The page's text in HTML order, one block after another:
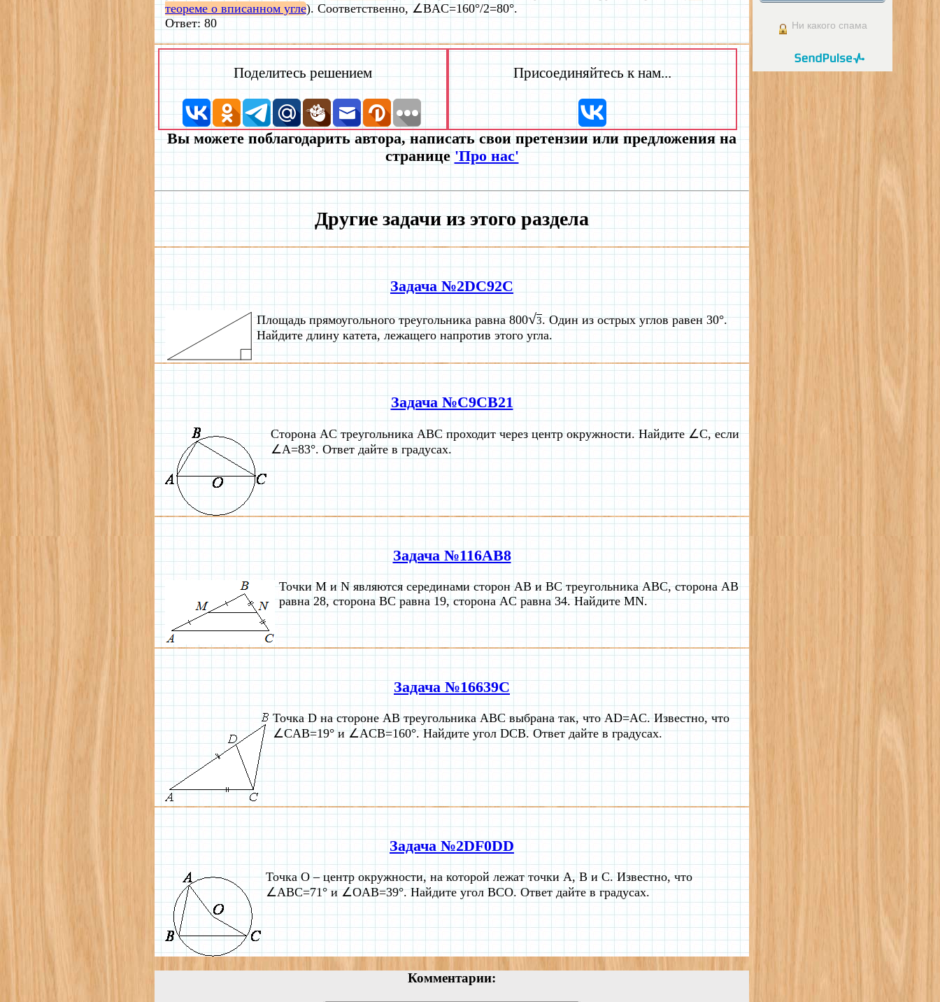
теореме о вписанном угле). Соответственно, ∠BAC=160°/2=80°.
Ответ: 80
Поделитесь решением Присоединяйтесь к нам...
Вы можете поблагодарить автора, написать свои претензии или предложения на
странице'Про нас'
Другие задачи из этого раздела
Задача №2DC92C
Площадь прямоугольного треугольника равна 800√3. Один из острых углов равен 30°.
Найдите длину катета, лежащего напротив этого угла.
Задача №C9CB21
Сторона AC треугольника ABC проходит через центр окружности. Найдите ∠C, если
∠A=83°. Ответ дайте в градусах.
Задача №116AB8
Точки M и N являются серединами сторон AB и BC треугольника ABC, сторона AB
равна 28, сторона BC равна 19, сторона AC равна 34. Найдите MN.
Задача №16639C
Точка D на стороне AB треугольника ABC выбрана так, что AD=AC. Известно, что
∠CAB=19° и ∠ACB=160°. Найдите угол DCB. Ответ дайте в градусах.
Задача №2DF0DD
Точка O – центр окружности, на которой лежат точки A, B и C. Известно, что
∠ABC=71° и ∠OAB=39°. Найдите угол BCO. Ответ дайте в градусах.
Комментарии:
Ни какого спама